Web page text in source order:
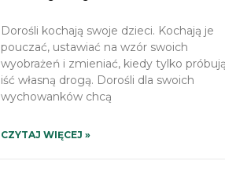
Dorośli kochają swoje dzieci. Kochają je
pouczać, ustawiać na wzór swoich
wyobrażeń i zmieniać, kiedy tylko próbują
iść własną drogą. Dorośli dla swoich
wychowanków chcą
CZYTAJ WIĘCEJ »